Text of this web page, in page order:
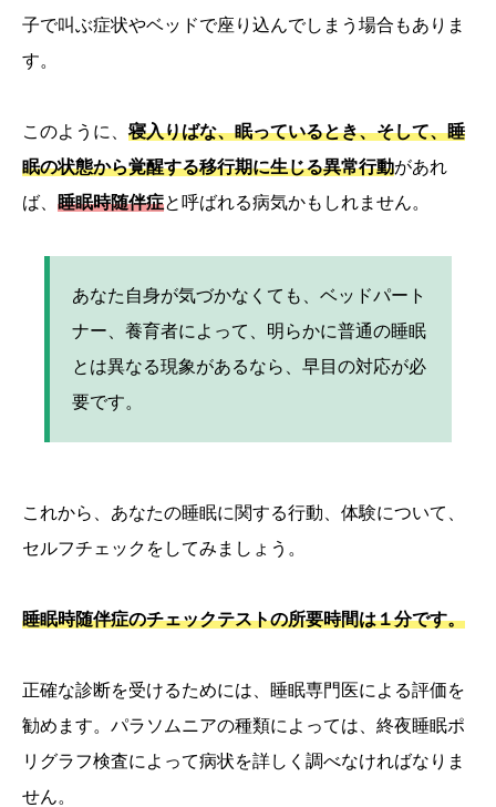
子で叫ぶ症状やベッドで座り込んでしまう場合もありま
す。
このように、 寝入りばな、眠っているとき、そして、睡
眠の状態から覚醒する移行期に生じる異常行動があれ
ば、 睡眠時随伴症と呼ばれる病気かもしれません。
あなた自身が気づかなくても、ベッドパート
ナー、養育者によって、明らかに普通の睡眠
とは異なる現象があるなら、早目の対応が必
要です。
これから、あなたの睡眠に関する行動、体験について、
セルフチェックをしてみましょう。
睡眠時随伴症のチェックテストの所要時間は１分です。
正確な診断を受けるためには、睡眠専門医による評価を
勧めます。パラソムニアの種類によっては、終夜睡眠ポ
リグラフ検査によって病状を詳しく調べなければなりま
せん。